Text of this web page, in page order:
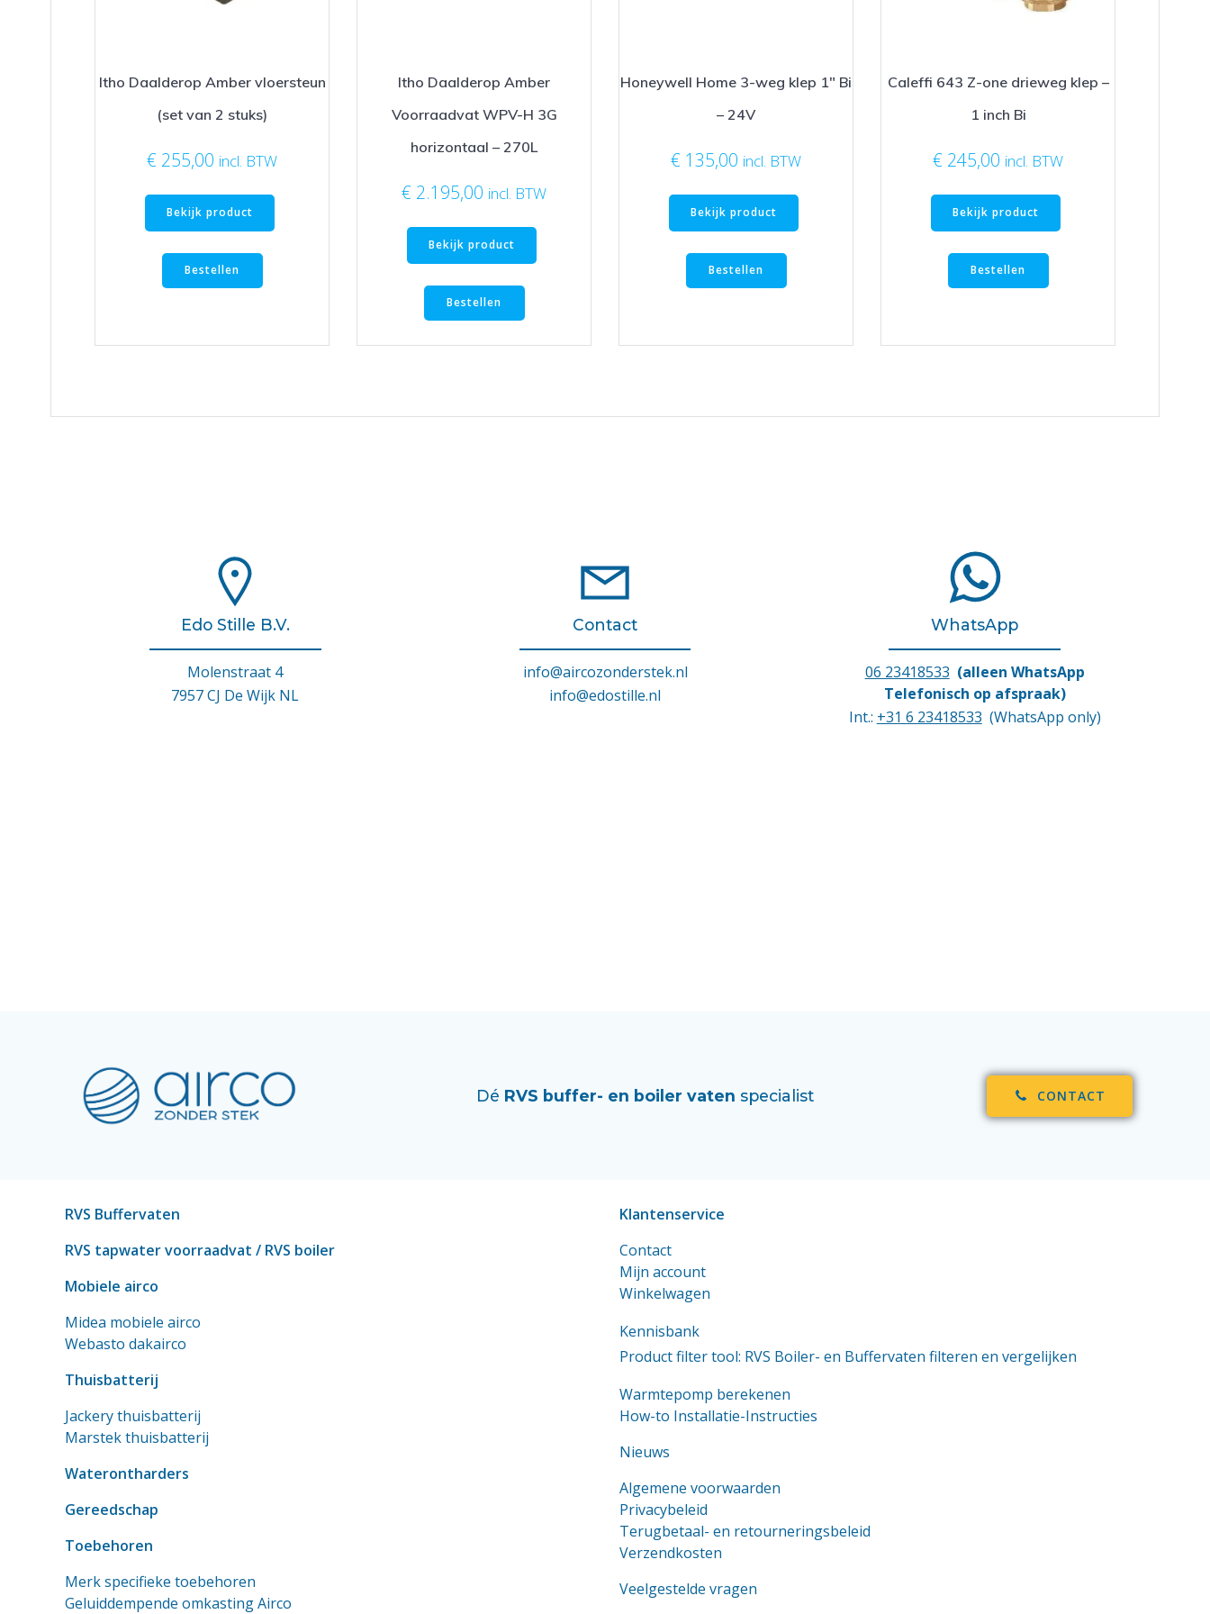
Itho Daalderop Amber vloersteun
(set van 2 stuks)
€ 255,00 incl. BTW
Bekijk product
Bestellen
Itho Daalderop Amber
Voorraadvat WPV-H 3G
horizontaal – 270L
€ 2.195,00 incl. BTW
Bekijk product
Bestellen
Honeywell Home 3-weg klep 1″ Bi
– 24V
€ 135,00 incl. BTW
Bekijk product
Bestellen
Caleffi 643 Z-one drieweg klep –
1 inch Bi
€ 245,00 incl. BTW
Bekijk product
Bestellen
Edo Stille B.V.
Molenstraat 4
7957 CJ De Wijk NL
Contact
info@aircozonderstek.nl
info@edostille.nl
WhatsApp
06 23418533 (alleen WhatsApp
Telefonisch op afspraak)
Int.: +31 6 23418533 (WhatsApp only)
Dé RVS buffer- en boiler vaten specialist CONTACT
RVS Buffervaten
RVS tapwater voorraadvat / RVS boiler
Mobiele airco
Midea mobiele airco
Webasto dakairco
Thuisbatterij
Jackery thuisbatterij
Marstek thuisbatterij
Waterontharders
Gereedschap
Toebehoren
Merk specifieke toebehoren
Geluiddempende omkasting Airco
Klantenservice
Contact
Mijn account
Winkelwagen
Kennisbank
Product filter tool: RVS Boiler- en Buffervaten filteren en vergelijken
Warmtepomp berekenen
How-to Installatie-Instructies
Nieuws
Algemene voorwaarden
Privacybeleid
Terugbetaal- en retourneringsbeleid
Verzendkosten
Veelgestelde vragen